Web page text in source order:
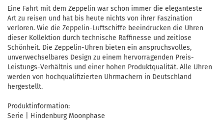
Eine Fahrt mit dem Zeppelin war schon immer die eleganteste
Art zu reisen und hat bis heute nichts von ihrer Faszination
verloren. Wie die Zeppelin-Luftschiffe beeindrucken die Uhren
dieser Kollektion durch technische Raffinesse und zeitlose
Schönheit. Die Zeppelin-Uhren bieten ein anspruchsvolles,
unverwechselbares Design zu einem hervorragenden Preis-
Leistungs-Verhältnis und einer hohen Produktqualität. Alle Uhren
werden von hochqualifizierten Uhrmachern in Deutschland
hergestellt.
Produktinformation:
Serie | Hindenburg Moonphase